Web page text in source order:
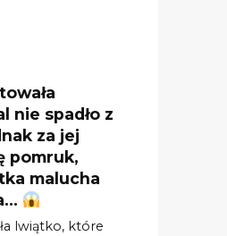
nie spadło z
za jej
pomruk,
malucha
lwiątko, które